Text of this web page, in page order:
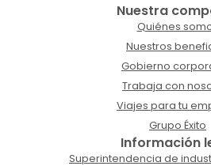
Nuestra
Quiénes
Nuestros
Gobierno
Trabaja con
Viajes para tu
Grupo Éxito
Información
Superintendencia de